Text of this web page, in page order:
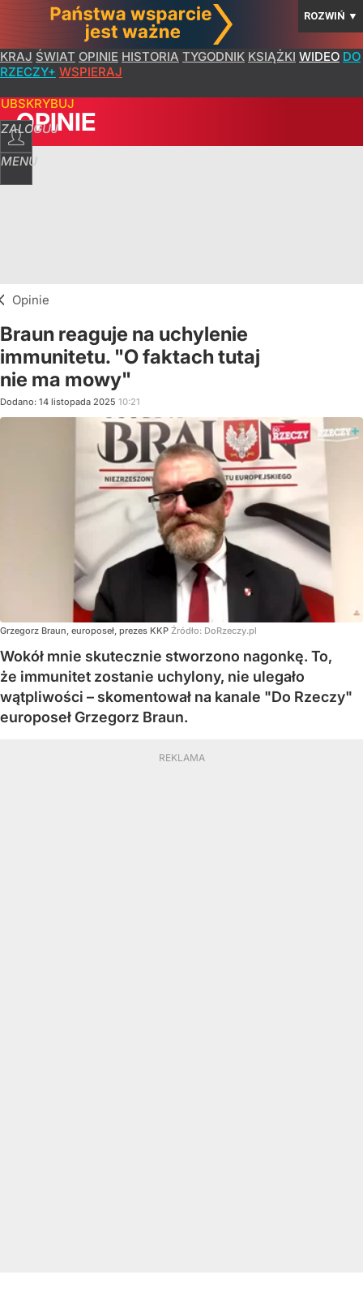
ROZWIŃ ▼
KRAJ ŚWIAT OPINIE HISTORIA TYGODNIK KSIĄŻKI WIDEO DO
RZECZY+ WSPIERAJ
ZALOGUJ
MENU
OPINIE
Opinie
Braun reaguje na uchylenie
immunitetu. "O faktach tutaj
nie ma mowy"
Dodano: 14 listopada 2025 10:21
Grzegorz Braun, europoseł, prezes KKP Źródło: DoRzeczy.pl
Wokół mnie skutecznie stworzono nagonkę. To,
że immunitet zostanie uchylony, nie ulegało
wątpliwości – skomentował na kanale "Do Rzeczy"
europoseł Grzegorz Braun.